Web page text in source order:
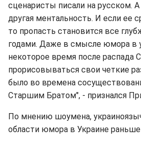
сценаристы писали на русском.
другая ментальность. И если ее
то пропасть становится все
годами. Даже в смысле юмора в
некоторое время после распада
прорисовываться свои четкие
было во времена
Старшим Братом", - признался
По мнению шоумена,
области юмора в Украине раньше